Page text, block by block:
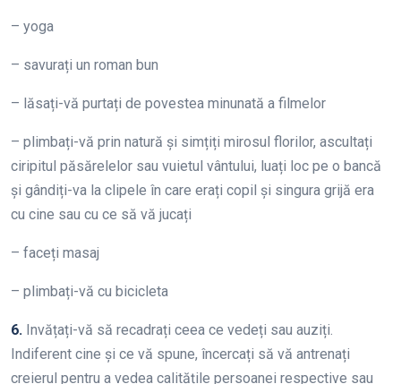
– yoga
– savurați un roman bun
– lăsați-vă purtați de povestea minunată a filmelor
– plimbați-vă prin natură și simțiți mirosul florilor, ascultați
ciripitul păsărelelor sau vuietul vântului, luați loc pe o bancă
și gândiți-va la clipele în care erați copil și singura grijă era
cu cine sau cu ce să vă jucați
– faceți masaj
– plimbați-vă cu bicicleta
6. Invățați-vă să recadrați ceea ce vedeți sau auziți.
Indiferent cine și ce vă spune, încercați să vă antrenați
creierul pentru a vedea calitățile persoanei respective sau